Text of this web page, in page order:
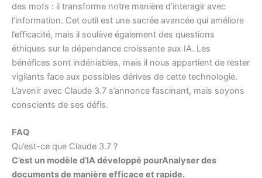
des mots : il transforme notre manière d’interagir avec
l’information. Cet outil est une sacrée avancée qui améliore
l’efficacité, mais il soulève également des questions
éthiques sur la dépendance croissante aux IA. Les
bénéfices sont indéniables, mais il nous appartient de rester
vigilants face aux possibles dérives de cette technologie.
L’avenir avec Claude 3.7 s’annonce fascinant, mais soyons
conscients de ses défis.
FAQ
Qu’est-ce que Claude 3.7 ?
C’est un modèle d’IA développé pourAnalyser des
documents de manière efficace et rapide.